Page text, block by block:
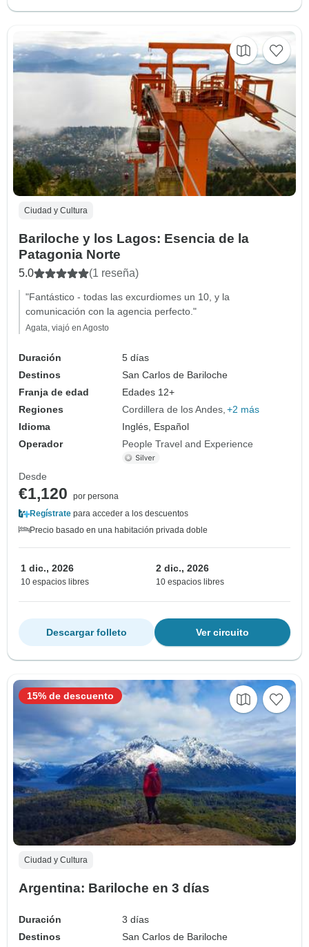
Ciudad y Cultura
Bariloche y los Lagos: Esencia de la
Patagonia Norte
5.0 (1 reseña)
"Fantástico - todas las excurdiomes un 10, y la
comunicación con la agencia perfecto."
Agata, viajó en Agosto
Duración
5 días
Destinos
San Carlos de Bariloche
Franja de edad
Edades 12+
Regiones
Cordillera de los Andes +2 más
Idioma
Inglés, Español
Operador
People Travel and Experience
Desde
€1,120
por persona
Regístrate para acceder a los descuentos
Precio basado en una habitación privada doble
1 dic., 2026
10 espacios libres
2 dic., 2026
10 espacios libres
Ver circuito
Descargar folleto
Ciudad y Cultura
Argentina: Bariloche en 3 días
Duración
3 días
Destinos
San Carlos de Bariloche
15% de descuento